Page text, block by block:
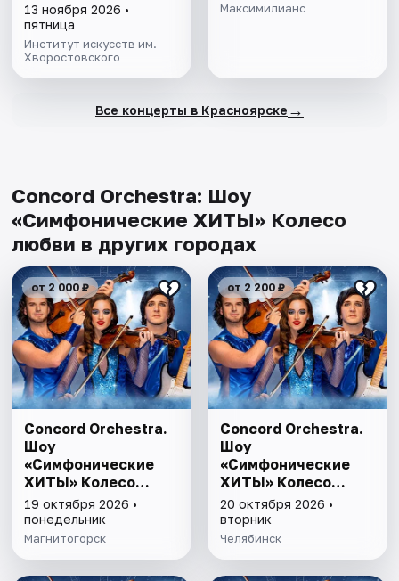
13 ноября 2026 •
пятница
Институт искусств им.
Хворостовского
Максимилианс
Все концерты в Красноярске →
Concord Orchestra: Шоу
«Симфонические ХИТЫ» Колесо
любви в других городах
от 2 000 ₽
Concord Orchestra.
Шоу
«Симфонические
ХИТЫ» Колесо
любви
19 октября 2026 •
понедельник
Магнитогорск
от 2 200 ₽
Concord Orchestra.
Шоу
«Симфонические
ХИТЫ» Колесо
любви
20 октября 2026 •
вторник
Челябинск